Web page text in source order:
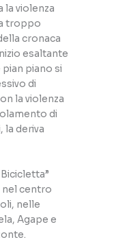
violenza
troppo
cronaca
esaltante
piano si
di
la violenza
di
la deriva
Bicicletta”
nel centro
nelle
Agape e